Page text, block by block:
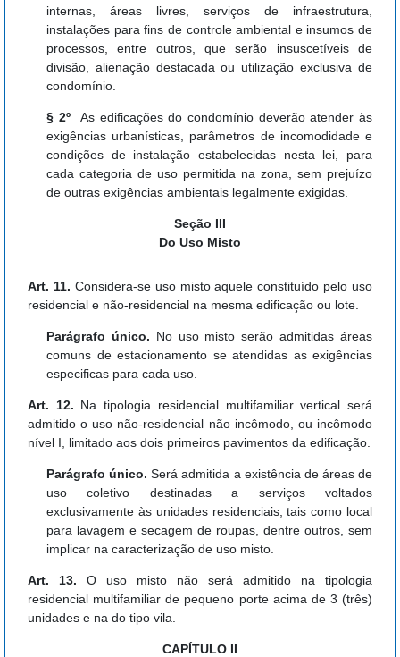
internas, áreas livres, serviços de infraestrutura,
instalações para fins de controle ambiental e insumos de
processos, entre outros, que serão insuscetíveis de
divisão, alienação destacada ou utilização exclusiva de
condomínio.
§ 2º As edificações do condomínio deverão atender às
exigências urbanísticas, parâmetros de incomodidade e
condições de instalação estabelecidas nesta lei, para
cada categoria de uso permitida na zona, sem prejuízo
de outras exigências ambientais legalmente exigidas.
Seção III
Do Uso Misto
Art. 11. Considera-se uso misto aquele constituído pelo uso
residencial e não-residencial na mesma edificação ou lote.
Parágrafo único. No uso misto serão admitidas áreas
comuns de estacionamento se atendidas as exigências
especificas para cada uso.
Art. 12. Na tipologia residencial multifamiliar vertical será
admitido o uso não-residencial não incômodo, ou incômodo
nível I, limitado aos dois primeiros pavimentos da edificação.
Parágrafo único. Será admitida a existência de áreas de
uso coletivo destinadas a serviços voltados
exclusivamente às unidades residenciais, tais como local
para lavagem e secagem de roupas, dentre outros, sem
implicar na caracterização de uso misto.
Art. 13. O uso misto não será admitido na tipologia
residencial multifamiliar de pequeno porte acima de 3 (três)
unidades e na do tipo vila.
CAPÍTULO II